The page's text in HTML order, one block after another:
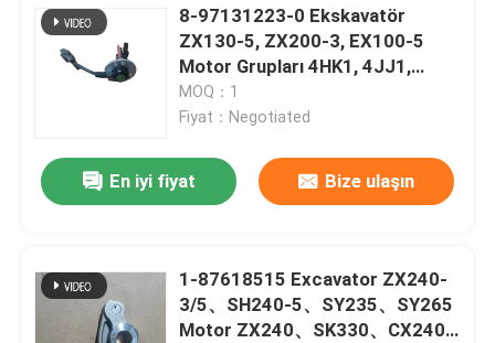
8-97131223-0 Ekskavatör
ZX130-5, ZX200-3, EX100-5
Motor Grupları 4HK1, 4JJ1,
6WG1 için Yağ Seviye Sensörü
MOQ：1
Fiyat：Negotiated
En iyi fiyat Bize ulaşın
1-87618515 Excavator ZX240-
3/5、SH240-5、SY235、SY265
Motor ZX240、SK330、CX240